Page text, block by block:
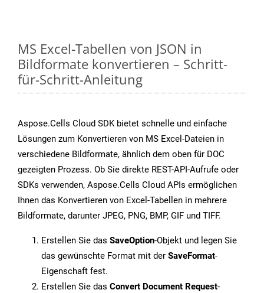
MS Excel-Tabellen von JSON in
Bildformate konvertieren – Schritt-
für-Schritt-Anleitung
Aspose.Cells Cloud SDK bietet schnelle und einfache
Lösungen zum Konvertieren von MS Excel-Dateien in
verschiedene Bildformate, ähnlich dem oben für DOC
gezeigten Prozess. Ob Sie direkte REST-API-Aufrufe oder
SDKs verwenden, Aspose.Cells Cloud APIs ermöglichen
Ihnen das Konvertieren von Excel-Tabellen in mehrere
Bildformate, darunter JPEG, PNG, BMP, GIF und TIFF.
Erstellen Sie das SaveOption-Objekt und legen Sie
das gewünschte Format mit der SaveFormat-
Eigenschaft fest.
Erstellen Sie das Convert Document Request-